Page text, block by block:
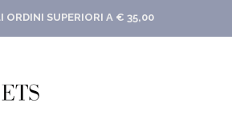
ORDINI SUPERIORI A € 35,00